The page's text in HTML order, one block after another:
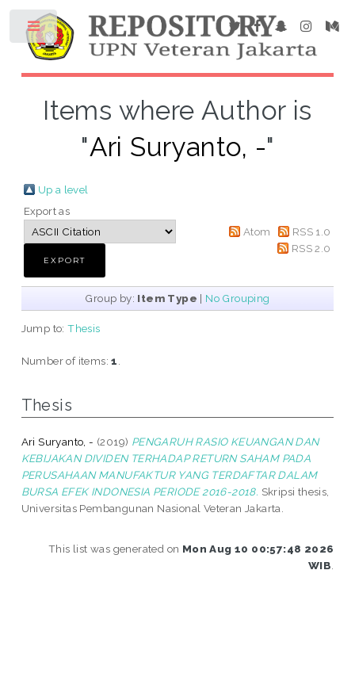
Items where Author is
"Ari Suryanto, -"
Up a level
Export as
Atom
RSS 1.0
RSS 2.0
Group by: Item Type | No Grouping
Jump to:Thesis
Number of items:1
Thesis
Ari Suryanto, - (2019) PENGARUH RASIO KEUANGAN DAN
KEBIJAKAN DIVIDEN TERHADAP RETURN SAHAM PADA
PERUSAHAAN MANUFAKTUR YANG TERDAFTAR DALAM
BURSA EFEK INDONESIA PERIODE 2016-2018. Skripsi thesis,
Universitas Pembangunan Nasional Veteran Jakarta.
This list was generated on Mon Aug 10 00:57:48 2026
WIB